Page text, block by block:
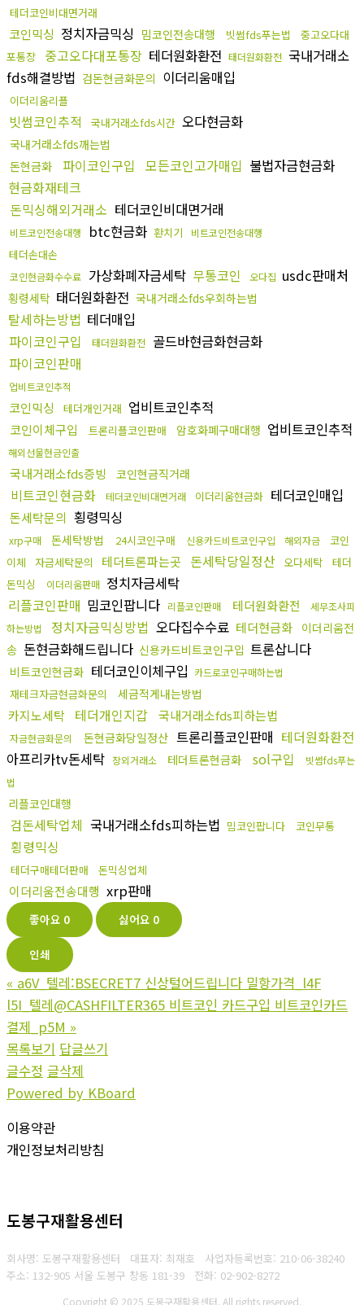
테더코인비대면거래
코인믹싱 정치자금믹싱 밈코인전송대행 빗썸fds푸는법
중고오다대
포통장
중고오다대포통장 테더원화환전 태더원화환전 국내거래소
fds해결방법 검돈현금화문의 이더리움매입
이더리움리플
빗썸코인추적 국내거래소fds시간 오다현금화
국내거래소fds깨는법
돈현금화
파이코인구입 모든코인고가매입 불법자금현금화
현금화재테크
돈믹싱해외거래소 테더코인비대면거래
비트코인전송대행 btc현금화 환치기 비트코인전송대행
테더손대손
코인현금화수수료 가상화폐자금세탁 무통코인 오다집 usdc판매처
횡령세탁 태더원화환전 국내거래소fds우회하는법
탈세하는방법 테더매입
파이코인구입
태더원화환전 골드바현금화현금화
파이코인판매
업비트코인추적
코인믹싱 테더개인거래 업비트코인추적
코인이체구입 트론리플코인판매 암호화폐구매대행 업비트코인추적
해외선물현금인출
국내거래소fds증빙 코인현금직거래
비트코인현금화 테더코인비대면거래 이더리움현금화 테더코인매입
돈세탁문의 횡령믹싱
xrp구매 돈세탁방법 24시코인구매 신용카드비트코인구입 해외자금
코인
이체
자금세탁문의 테더트론파는곳 돈세탁당일정산 오다세탁
테더
돈믹싱
이더리움판매 정치자금세탁
리플코인판매 밈코인팝니다 리플코인판매 테더원화환전
세무조사피
하는방법
정치자금믹싱방법 오다집수수료 테더현금화 이더리움전
송 돈현금화해드립니다 신용카드비트코인구입 트론삽니다
비트코인현금화 테더코인이체구입 카드로코인구매하는법
재테크자금현금화문의 세금적게내는방법
카지노세탁 테더개인지갑 국내거래소fds피하는법
자금현금화문의 돈현금화당일정산 트론리플코인판매 테더원화환전
아프리카tv돈세탁 장외거래소 테더트론현금화 sol구입
빗썸fds푸는
법
리플코인대행
검돈세탁업체 국내거래소fds피하는법 밈코인팝니다 코인무통
횡령믹싱
테더구매테더판매 돈믹싱업체
이더리움전송대행 xrp판매
좋아요 0 싫어요 0
인쇄
« a6V_텔레:BSECRET7 신상털어드립니다 밀항가격_l4F
l5I_텔레@CASHFILTER365 비트코인 카드구입 비트코인카드
결제_p5M »
목록보기 답글쓰기
글수정 글삭제
Powered by KBoard
이용약관
개인정보처리방침
도봉구재활용센터
회사명: 도봉구재활용센터 대표자: 최재호 사업자등록번호: 210-06-38240
주소: 132-905 서울 도봉구 창동 181-39 전화: 02-902-8272
Copyright © 2025 도봉구재활용센터. All rights reserved.